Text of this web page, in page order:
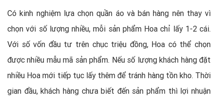
Có kinh nghiệm lựa chọn quần áo và bán hàng nên thay vì
chọn với số lượng nhiều, mỗi sản phẩm Hoa chỉ lấy 1-2 cái.
Với số vốn đầu tư trên chục triệu đồng, Hoa có thể chọn
được nhiều mẫu mã sản phẩm. Nếu số lượng khách hàng đặt
nhiều Hoa mới tiếp tục lấy thêm để tránh hàng tồn kho. Thời
gian đầu, khách hàng chưa biết đến sản phẩm thì lợi nhuận